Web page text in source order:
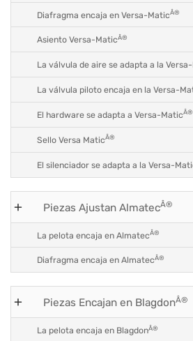
Diafragma encaja en Versa-MaticÂ®
Asiento Versa-MaticÂ®
La válvula de aire se adapta a la
La válvula piloto encaja en la Versa-
El hardware se adapta a Versa-MaticÂ®
Sello Versa MaticÂ®
El silenciador se adapta a la Versa-
Piezas Ajustan AlmatecÂ®
La pelota encaja en AlmatecÂ®
Diafragma encaja en AlmatecÂ®
Piezas Encajan en BlagdonÂ®
La pelota encaja en BlagdonÂ®